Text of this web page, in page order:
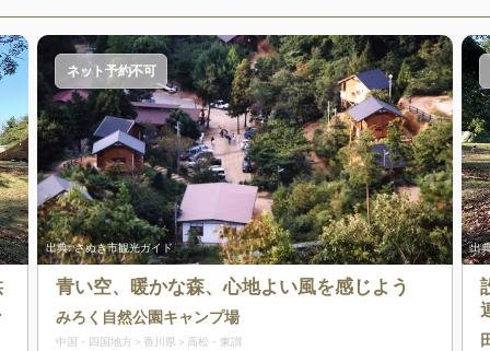
出典:さぬき市観光ガイド
ネット予約不可
青い空、暖かな森、心地よい風を感じよう
みろく自然公園キャンプ場
中国・四国地方 香川県 高松・東讃
出